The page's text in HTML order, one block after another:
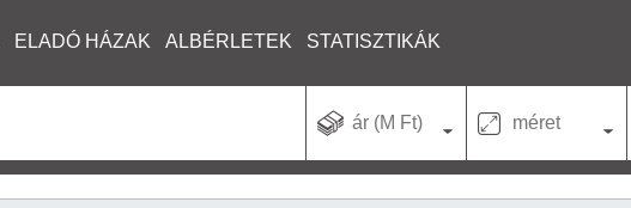
ELADÓ HÁZAK ALBÉRLETEK STATISZTIKÁK
ár (M Ft) méret